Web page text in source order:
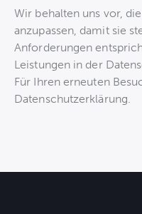
Wir behalten uns vor,
anzupassen, damit sie
Anforderungen
Leistungen in der
Für Ihren erneuten
Datenschutzerklärung.